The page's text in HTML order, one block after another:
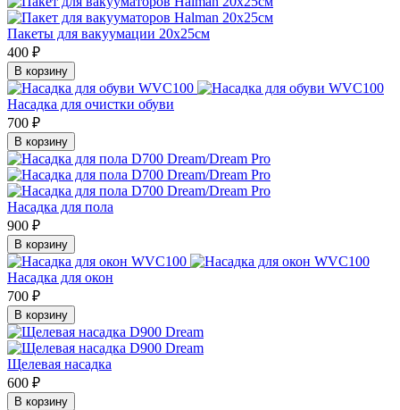
Пакеты для вакуумации 20х25см
400 ₽
В корзину
Насадка для очистки обуви
700 ₽
В корзину
Насадка для пола
900 ₽
В корзину
Насадка для окон
700 ₽
В корзину
Щелевая насадка
600 ₽
В корзину